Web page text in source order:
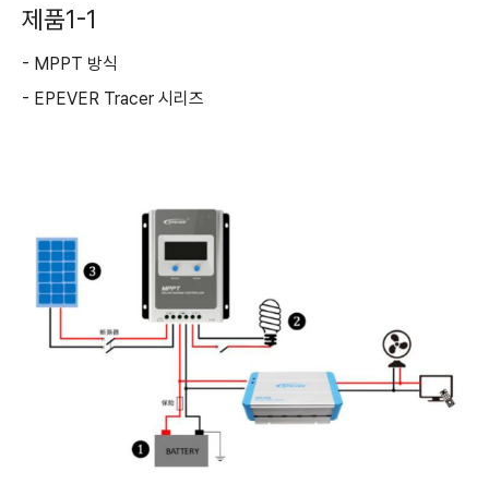
제품1-1
- MPPT 방식
- EPEVER Tracer 시리즈